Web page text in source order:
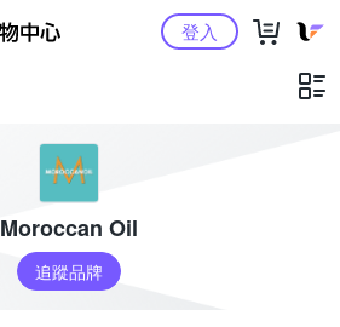
Yahoo購物中心登入
Moroccan Oil
追蹤品牌